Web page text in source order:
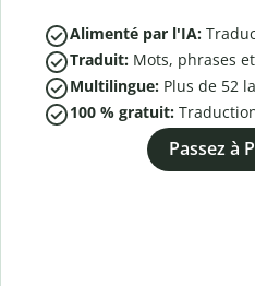
Alimenté par l'IA:
Traduit: Mots, phrases
Multilingue: Plus de 52
100 % gratuit:
Passez à